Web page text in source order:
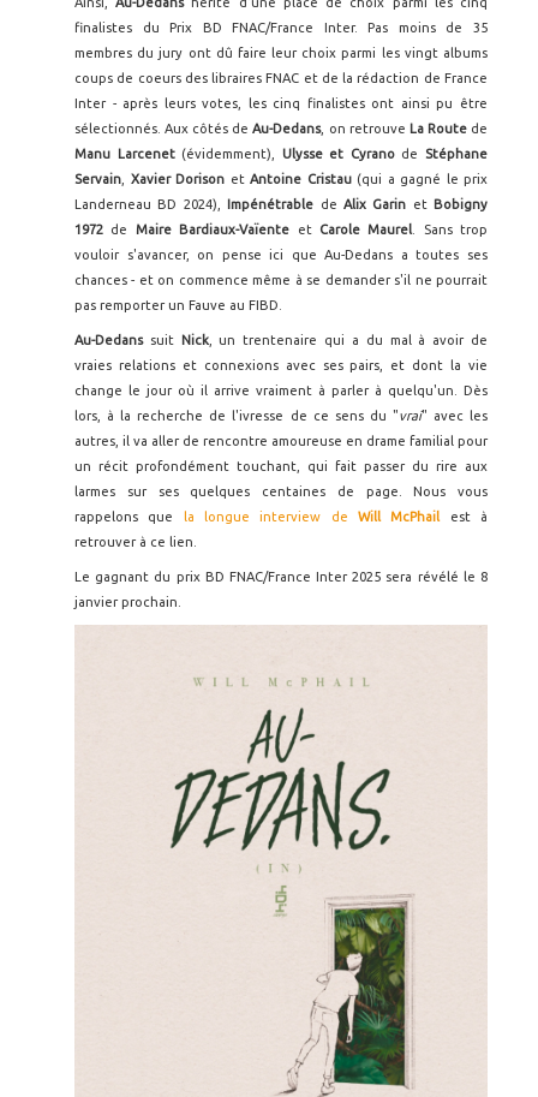
finalistes du Prix BD FNAC/France Inter. Pas moins de 35
membres du jury ont dû faire leur choix parmi les vingt albums
coups de coeurs des libraires FNAC et de la rédaction de France
Inter - après leurs votes, les cinq finalistes ont ainsi pu être
sélectionnés. Aux côtés deAu-Dedans, on retrouve La Route de
Manu Larcenet (évidemment), Ulysse et Cyrano de Stéphane
Servain
Xavier Dorison et Antoine Cristau (qui a gagné le prix
Landerneau BD 2024),
Impénétrable de Alix Garin et Bobigny
1972 de Maire Bardiaux-Vaïente et Carole Maurel . Sans trop
vouloir s'avancer, on pense ici que Au-Dedans a toutes ses
chances - et on commence même à se demander s'il ne pourrait
pas remporter un Fauve au FIBD.
Au-Dedans suit Nick, un trentenaire qui a du mal à avoir de
vraies relations et connexions avec ses pairs, et dont la vie
change le jour où il arrive vraiment à parler à quelqu'un. Dès
lors, à la recherche de l'ivresse de ce sens du "vrai" avec les
autres, il va aller de rencontre amoureuse en drame familial pour
un récit profondément touchant, qui fait passer du rire aux
larmes sur ses quelques centaines de page. Nous vous
rappelons que
la longue interview deWill McPhail
est à
retrouver à ce lien.
Le gagnant du prix BD FNAC/France Inter 2025 sera révélé le 8
janvier prochain.